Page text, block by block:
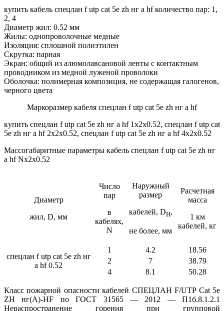
купить кабель спецлан f utp cat 5e zh нг а hf количество пар: 1,
2, 4
Диаметр жил: 0.52 мм
Жилы: однопроволочные медные
Изоляция: сплошной полиэтилен
Скрутка: парная
Экран: общий из алюмолавсановой ленты с контактным
проводником из медной луженой проволоки
Оболочка: полимерная композиция, не содержащая галогенов,
черного цвета
Маркоразмер кабеля спецлан f utp cat 5e zh нг а hf
купить спецлан f utp cat 5e zh нг а hf 1х2х0.52, спецлан f utp cat
5e zh нг а hf 2х2х0.52, спецлан f utp cat 5e zh нг а hf 4х2х0.52
Массогабаритные параметры кабель спецлан f utp cat 5e zh нг
а hf Nx2x0.52
Диаметр
жил, D, мм
Число
пар
в
кабелях,
N
Наружный
размер
кабелей, DH,
не более, мм
Расчетная
масса
1 км
кабелей, кг
спецлан f utp cat 5e zh нг
а hf 0.52
1 4.2
18.56
2
7
38.79
4
8.1 50.28
Класс пожарной опасности кабелей СПЕЦЛАН F/UTP Cat 5e
ZH нг(А)-HF по ГОСТ 31565 — 2012 — П1б.8.1.2.1
Нераспространение горения при групповой